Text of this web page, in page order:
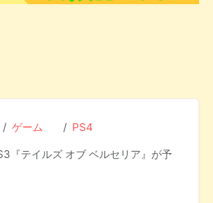
ゲーム PS4
『テイルズ オブ ベルセリア』が予